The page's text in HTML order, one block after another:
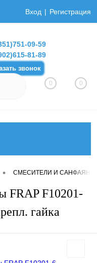
Вход Регистрация
09-59
81-89
звонок
0 0
• СМЕСИТЕЛИ И САНФАЯНС
FRAP F10201-
гайка